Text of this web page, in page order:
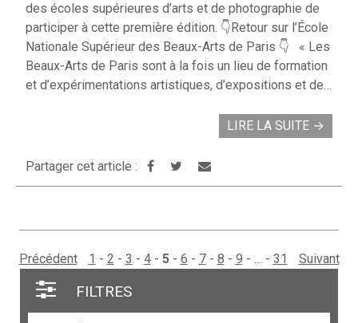
des écoles supérieures d’arts et de photographie de
participer à cette première édition. 👇Retour sur l’École
Nationale Supérieur des Beaux-Arts de Paris 👇 « Les
Beaux-Arts de Paris sont à la fois un lieu de formation
et d’expérimentations artistiques, d’expositions et de…
LIRE LA SUITE →
Partager cet article :
Précédent 1 2 3 4 5 6 7 8 9 … 31 Suivant
FILTRES